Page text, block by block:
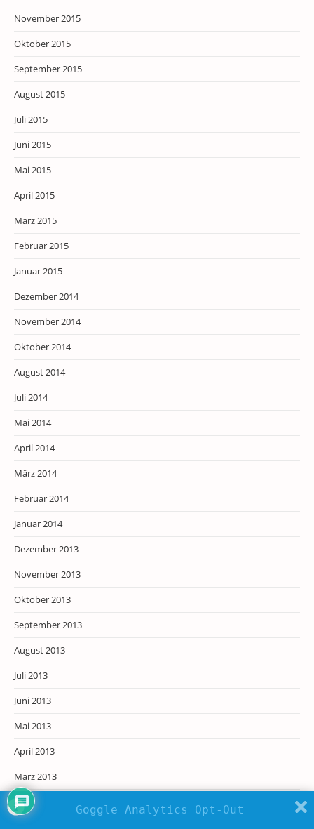
November 2015
Oktober 2015
September 2015
August 2015
Juli 2015
Juni 2015
Mai 2015
April 2015
März 2015
Februar 2015
Januar 2015
Dezember 2014
November 2014
Oktober 2014
August 2014
Juli 2014
Mai 2014
April 2014
März 2014
Februar 2014
Januar 2014
Dezember 2013
November 2013
Oktober 2013
September 2013
August 2013
Juli 2013
Juni 2013
Mai 2013
April 2013
März 2013
Februar 2013
Goggle Analytics Opt-Out